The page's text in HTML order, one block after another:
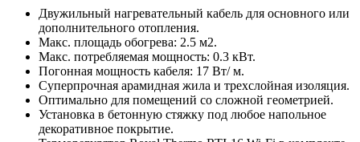
Двужильный нагревательный кабель для основного или
дополнительного отопления.
Макс. площадь обогрева: 2.5 м2.
Макс. потребляемая мощность: 0.3 кВт.
Погонная мощность кабеля: 17 Вт/ м.
Суперпрочная арамидная жила и трехслойная изоляция.
Оптимально для помещений со сложной геометрией.
Установка в бетонную стяжку под любое напольное
декоративное покрытие.